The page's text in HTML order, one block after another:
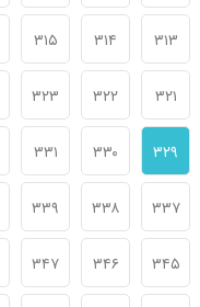
۳۱۳ ۳۱۴ ۳۱۵
۳۲۱ ۳۲۲ ۳۲۳
۳۲۹ ۳۳۰ ۳۳۱
۳۳۷ ۳۳۸ ۳۳۹
۳۴۵ ۳۴۶ ۳۴۷